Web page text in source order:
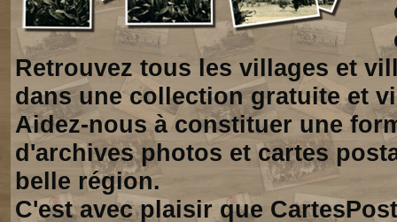
Retrouvez tous les villages et
dans une collection gratuite et
Aidez-nous à constituer une
d'archives photos et cartes
belle région.
C'est avec plaisir que